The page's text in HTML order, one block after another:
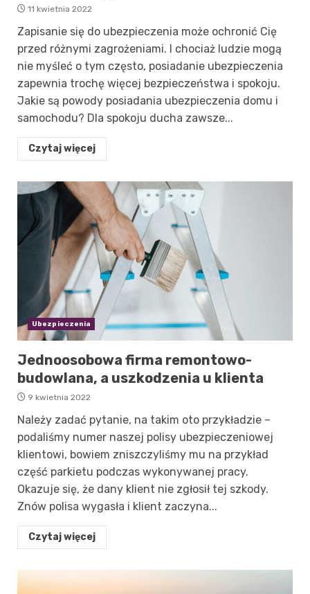
11 kwietnia 2022
Zapisanie się do ubezpieczenia może ochronić Cię
przed różnymi zagrożeniami. I chociaż ludzie mogą
nie myśleć o tym często, posiadanie ubezpieczenia
zapewnia trochę więcej bezpieczeństwa i spokoju.
Jakie są powody posiadania ubezpieczenia domu i
samochodu? Dla spokoju ducha zawsze...
Czytaj więcej
Ubezpieczenia
Jednoosobowa firma remontowo-
budowlana, a uszkodzenia u klienta
9 kwietnia 2022
Należy zadać pytanie, na takim oto przykładzie –
podaliśmy numer naszej polisy ubezpieczeniowej
klientowi, bowiem zniszczyliśmy mu na przykład
część parkietu podczas wykonywanej pracy.
Okazuje się, że dany klient nie zgłosił tej szkody.
Znów polisa wygasła i klient zaczyna...
Czytaj więcej